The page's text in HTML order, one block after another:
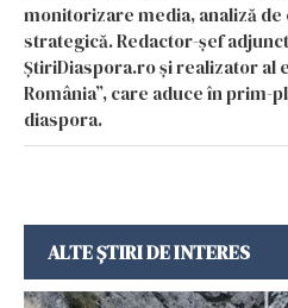
monitorizare media, analiză
strategică. Redactor-șef
ȘtiriDiaspora.ro și realizator al
România”, care aduce în prim-
diaspora.
ALTE ȘTIRI DE INTERES